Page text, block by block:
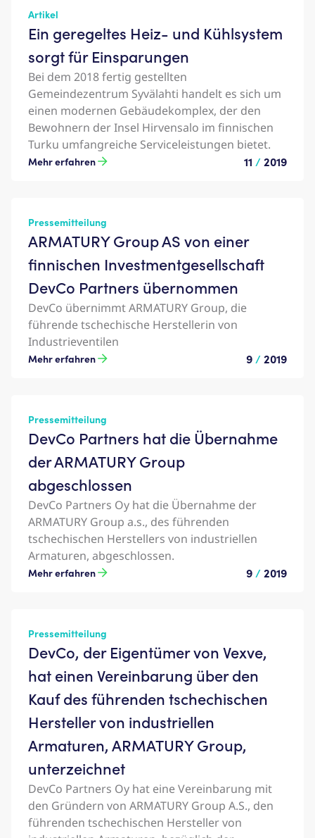
Artikel
Ein geregeltes Heiz- und Kühlsystem
sorgt für Einsparungen
Bei dem 2018 fertig gestellten
Gemeindezentrum Syvälahti handelt es sich um
einen modernen Gebäudekomplex, der den
Bewohnern der Insel Hirvensalo im finnischen
Turku umfangreiche Serviceleistungen bietet.
Mehr erfahren 11 /2019
Pressemitteilung
ARMATURY Group AS von einer
finnischen Investmentgesellschaft
DevCo Partners übernommen
DevCo übernimmt ARMATURY Group, die
führende tschechische Herstellerin von
Industrieventilen
Mehr erfahren 9 /2019
Pressemitteilung
DevCo Partners hat die Übernahme
der ARMATURY Group
abgeschlossen
DevCo Partners Oy hat die Übernahme der
ARMATURY Group a.s., des führenden
tschechischen Herstellers von industriellen
Armaturen, abgeschlossen.
Mehr erfahren 9 /2019
Pressemitteilung
DevCo, der Eigentümer von Vexve,
hat einen Vereinbarung über den
Kauf des führenden tschechischen
Hersteller von industriellen
Armaturen, ARMATURY Group,
unterzeichnet
DevCo Partners Oy hat eine Vereinbarung mit
den Gründern von ARMATURY Group A.S., den
führenden tschechischen Hersteller von